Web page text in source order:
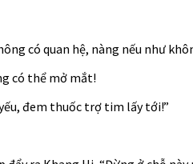
có quan hệ, nàng nếu như
có thể mở mắt!
đem thuốc trợ tim lấy tới!”